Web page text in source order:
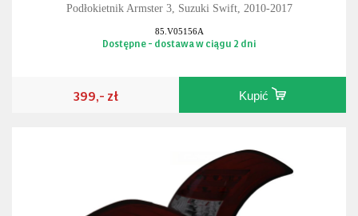
Podłokietnik Armster 3, Suzuki Swift, 2010-2017
85.V05156A
Dostępne - dostawa w ciągu 2 dni
399,- zł Kupić